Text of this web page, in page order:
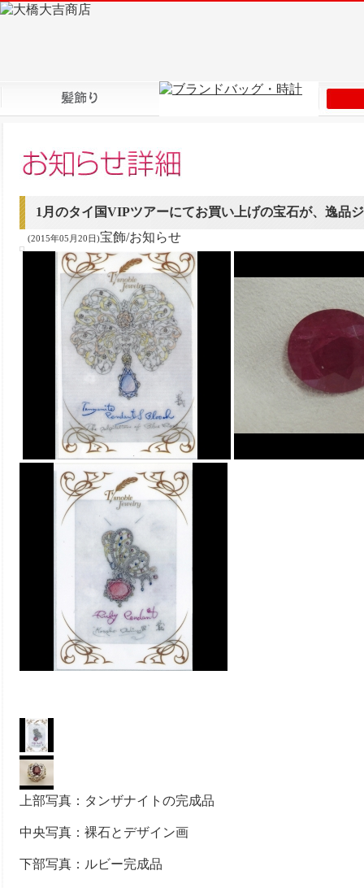
1月のタイ国VIPツアーにてお買い上げの宝石が、逸品
(2015年05月20日)宝飾/お知らせ
上部写真：タンザナイトの完成品
中央写真：裸石とデザイン画
下部写真：ルビー完成品